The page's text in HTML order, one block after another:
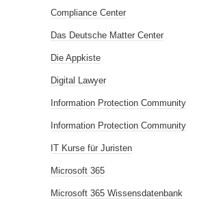
Compliance Center
Das Deutsche Matter Center
Die Appkiste
Digital Lawyer
Information Protection Community
Information Protection Community
IT Kurse für Juristen
Microsoft 365
Microsoft 365 Wissensdatenbank